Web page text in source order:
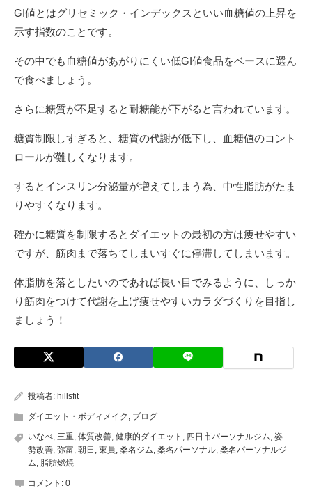
GI値とはグリセミック・インデックスといい血糖値の上昇を
示す指数のことです。
その中でも血糖値があがりにくい低GI値食品をベースに選ん
で食べましょう。
さらに糖質が不足すると耐糖能が下がると言われています。
糖質制限しすぎると、糖質の代謝が低下し、血糖値のコント
ロールが難しくなります。
するとインスリン分泌量が増えてしまう為、中性脂肪がたま
りやすくなります。
確かに糖質を制限するとダイエットの最初の方は痩せやすい
ですが、筋肉まで落ちてしまいすぐに停滞してしまいます。
体脂肪を落としたいのであれば長い目でみるように、しっか
り筋肉をつけて代謝を上げ痩せやすいカラダづくりを目指し
ましょう！
投稿者: hillsfit
ダイエット・ボディメイク ブログ
いなべ 三重 体質改善 健康的ダイエット 四日市パーソナルジム 姿
勢改善 弥富 朝日 東員 桑名ジム 桑名パーソナル 桑名パーソナルジ
ム 脂肪燃焼
コメント: 0